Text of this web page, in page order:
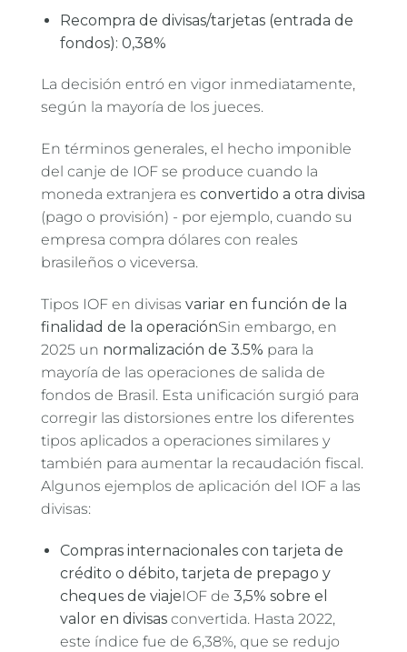
Recompra de divisas/tarjetas (entrada de
fondos): 0,38%
La decisión entró en vigor inmediatamente,
según la mayoría de los jueces.
En términos generales, el hecho imponible
del canje de IOF se produce cuando la
moneda extranjera es convertido a otra divisa
(pago o provisión) - por ejemplo, cuando su
empresa compra dólares con reales
brasileños o viceversa.
Tipos IOF en divisas variar en función de la
finalidad de la operaciónSin embargo, en
2025 un normalización de 3.5% para la
mayoría de las operaciones de salida de
fondos de Brasil. Esta unificación surgió para
corregir las distorsiones entre los diferentes
tipos aplicados a operaciones similares y
también para aumentar la recaudación fiscal.
Algunos ejemplos de aplicación del IOF a las
divisas:
Compras internacionales con tarjeta de
crédito o débito, tarjeta de prepago y
cheques de viajeIOF de 3,5% sobre el
valor en divisasconvertida. Hasta 2022,
este índice fue de 6,38%, que se redujo